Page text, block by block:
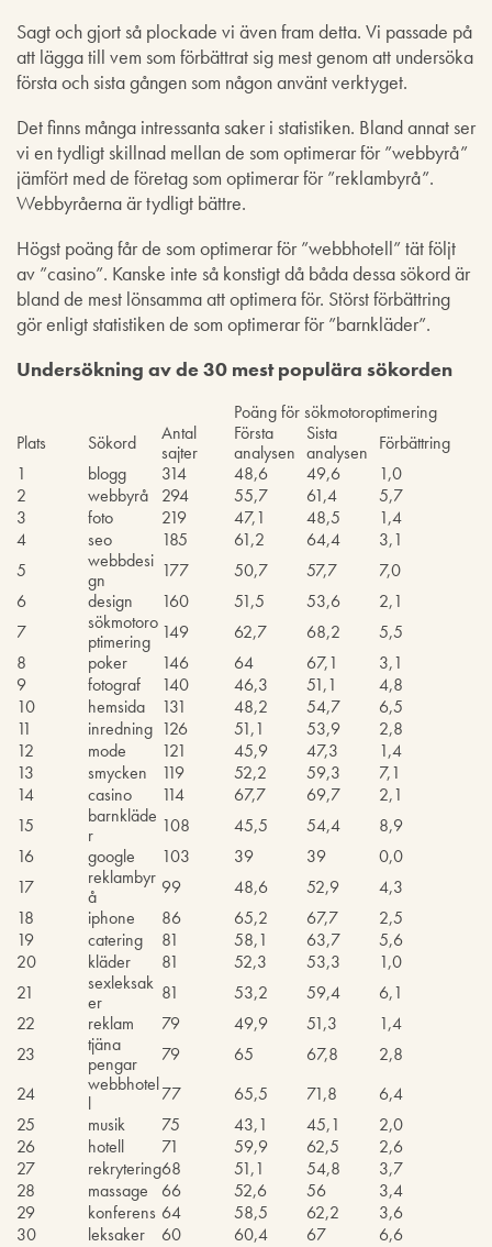
Sagt och gjort så plockade vi även fram detta. Vi passade på
att lägga till vem som förbättrat sig mest genom att undersöka
första och sista gången som någon använt verktyget.
Det finns många intressanta saker i statistiken. Bland annat ser
vi en tydligt skillnad mellan de som optimerar för ”webbyrå”
jämfört med de företag som optimerar för ”reklambyrå”.
Webbyråerna är tydligt bättre.
Högst poäng får de som optimerar för ”webbhotell” tät följt
av ”casino”. Kanske inte så konstigt då båda dessa sökord är
bland de mest lönsamma att optimera för. Störst förbättring
gör enligt statistiken de som optimerar för ”barnkläder”.
Undersökning av de 30 mest populära sökorden
Poäng för sökmotoroptimering
Plats
Sökord
Antal
sajter
Första
analysen
Sista
analysen Förbättring
1
blogg 314 48,6 49,6
1,0
2
webbyrå 294 55,7 61,4
5,7
3
foto 219 47,1 48,5
1,4
4
seo 185 61,2 64,4
3,1
5
webbdesi
gn
177 50,7 57,7
7,0
6
design 160 51,5 53,6
2,1
7
sökmotoro
ptimering 149 62,7 68,2
5,5
8
poker 146 64 67,1
3,1
9
fotograf 140 46,3 51,1
4,8
10
hemsida 131 48,2 54,7
6,5
11
inredning 126 51,1 53,9
2,8
12
mode 121 45,9 47,3
1,4
13
smycken 119 52,2 59,3
7,1
14
casino 114 67,7 69,7
2,1
15
barnkläde
r
108 45,5 54,4
8,9
16
google 103 39 39
0,0
17
reklambyr
å
99 48,6 52,9
4,3
18
iphone 86 65,2 67,7
2,5
19
catering 81 58,1 63,7
5,6
20
kläder 81 52,3 53,3
1,0
21
sexleksak
er
81 53,2 59,4
6,1
22
reklam 79 49,9 51,3
1,4
23
tjäna
pengar
79 65 67,8
2,8
24
webbhotel
l
77 65,5 71,8
6,4
25
musik 75 43,1 45,1
2,0
26
hotell 71 59,9 62,5
2,6
27
rekrytering68 51,1 54,8
3,7
28
massage 66 52,6 56
3,4
29
konferens 64 58,5 62,2
3,6
30
leksaker 60 60,4 67
6,6